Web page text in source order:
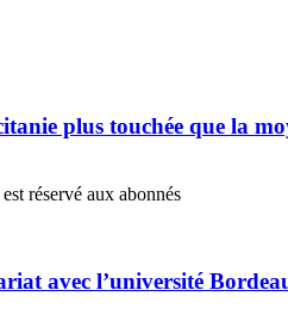
plus touchée que la
réservé aux abonnés
avec l’université